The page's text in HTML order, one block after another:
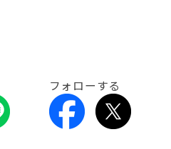
フォローする